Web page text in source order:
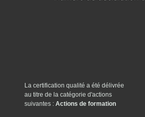
La certification qualité a été délivrée
au titre de la catégorie d'actions
suivantes : Actions de formation